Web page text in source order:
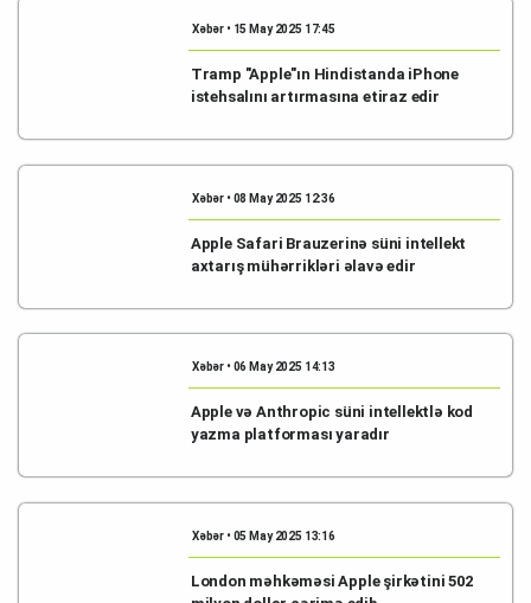
Xəbər • 15 May 2025 17:45
Tramp "Apple"ın Hindistanda iPhone
istehsalını artırmasına etiraz edir
Xəbər • 08 May 2025 12:36
Apple Safari Brauzerinə süni intellekt
axtarış mühərrikləri əlavə edir
Xəbər • 06 May 2025 14:13
Apple və Anthropic süni intellektlə kod
yazma platforması yaradır
Xəbər • 05 May 2025 13:16
London məhkəməsi Apple şirkətini 502